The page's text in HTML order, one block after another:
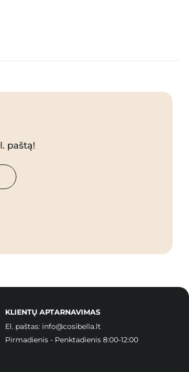
paštą!
KLIENTŲ APTARNAVIMAS
El. paštas: info@cosibella.lt
Pirmadienis - Penktadienis 8:00-12:00